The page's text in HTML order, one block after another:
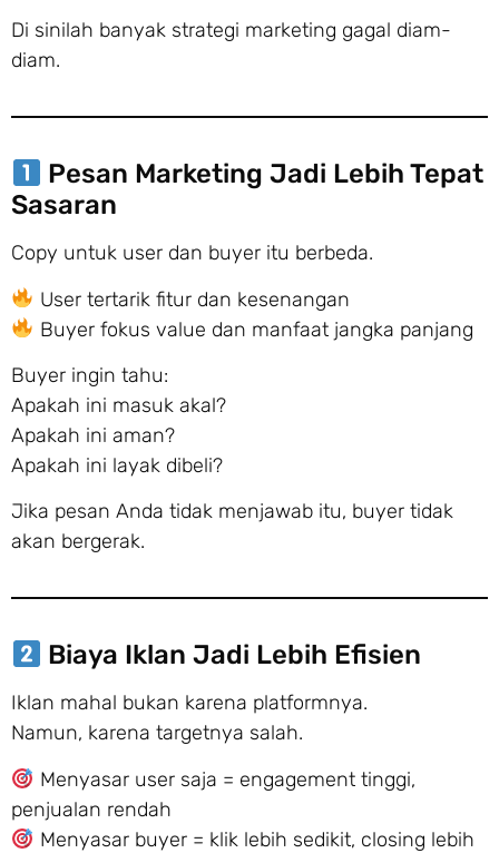
Di sinilah banyak strategi marketing gagal diam-
diam.
Pesan Marketing Jadi Lebih Tepat
Sasaran
Copy untuk user dan buyer itu berbeda.
User tertarik fitur dan kesenangan
Buyer fokus value dan manfaat jangka panjang
Buyer ingin tahu:
Apakah ini masuk akal?
Apakah ini aman?
Apakah ini layak dibeli?
Jika pesan Anda tidak menjawab itu, buyer tidak
akan bergerak.
Biaya Iklan Jadi Lebih Efisien
Iklan mahal bukan karena platformnya.
Namun, karena targetnya salah.
Menyasar user saja = engagement tinggi,
penjualan rendah
Menyasar buyer = klik lebih sedikit, closing lebih